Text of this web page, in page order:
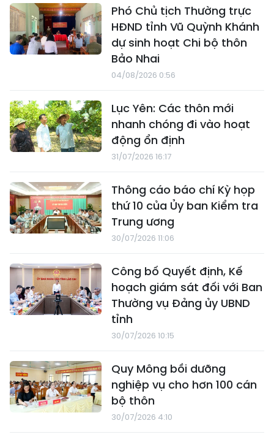
Phó Chủ tịch Thường trực
HĐND tỉnh Vũ Quỳnh Khánh
dự sinh hoạt Chi bộ thôn
Bảo Nhai
04/08/2026 0:56
Lục Yên: Các thôn mới
nhanh chóng đi vào hoạt
động ổn định
31/07/2026 16:17
Thông cáo báo chí Kỳ họp
thứ 10 của Ủy ban Kiểm tra
Trung ương
30/07/2026 11:06
Công bố Quyết định, Kế
hoạch giám sát đối với Ban
Thường vụ Đảng ủy UBND
tỉnh
30/07/2026 10:15
Quy Mông bồi dưỡng
nghiệp vụ cho hơn 100 cán
bộ thôn
30/07/2026 4:10